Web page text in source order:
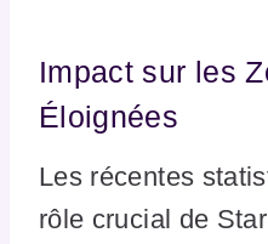
Impact sur les
Éloignées
Les récentes
rôle crucial de